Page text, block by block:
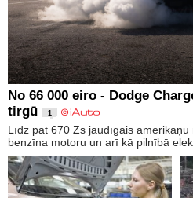
No 66 000 eiro - Dodge
tirgū
1
Līdz pat 670 Zs jaudīgais
benzīna motoru un arī kā pilnībā